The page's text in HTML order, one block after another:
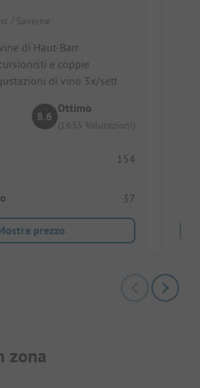
/ Saverne
di Haut-Barr
e coppie
di vino 3x/sett
8.6
Ottimo
(1635 Valutazioni)
154
37
prezzo
zona